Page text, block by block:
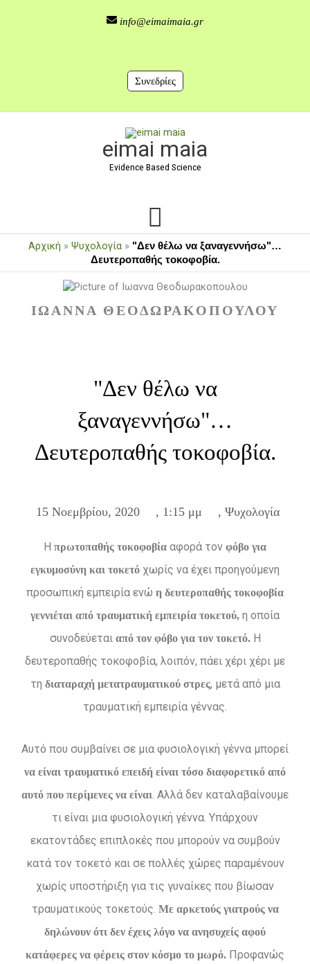
info@eimaimaia.gr
Συνεδρίες
eimai maia
Evidence Based Science
Κύριο
Μενού
Αρχική » Ψυχολογία » "Δεν θέλω να ξαναγεννήσω"…
Δευτεροπαθής τοκοφοβία.
ΙΩΑΝΝΑ ΘΕΟΔΩΡΑΚΟΠΟΥΛΟΥ
"Δεν θέλω να
ξαναγεννήσω"…
Δευτεροπαθής τοκοφοβία.
15 Νοεμβρίου, 2020 , 1:15 μμ , Ψυχολογία
Η πρωτοπαθής τοκοφοβία αφορά τον φόβο για
εγκυμοσύνη και τοκετό χωρίς να έχει προηγούμενη
προσωπική εμπειρία ενώ η δευτεροπαθής τοκοφοβία
γεννιέται από τραυματική εμπειρία τοκετού, η οποία
συνοδεύεται από τον φόβο για τον τοκετό.Η
δευτεροπαθής τοκοφοβία, λοιπόν, πάει χέρι χέρι με
τη διαταραχή μετατραυματικού στρες, μετά από μια
τραυματική εμπειρία γέννας.
Αυτό που συμβαίνει σε μια φυσιολογική γέννα μπορεί
να είναι τραυματικό επειδή είναι τόσο διαφορετικό από
αυτό που περίμενες να είναι. Αλλά δεν καταλαβαίνουμε
τι είναι μια φυσιολογική γέννα. Υπάρχουν
εκατοντάδες επιπλοκές που μπορούν να συμβούν
κατά τον τοκετό και σε πολλές χώρες παραμένουν
χωρίς υποστήριξη για τις γυναίκες που βίωσαν
τραυματικούς τοκετούς. Με αρκετούς γιατρούς να
δηλώνουν ότι δεν έχεις λόγο να ανησυχείς αφού
κατάφερες να φέρεις στον κόσμο το μωρό. Προφανώς